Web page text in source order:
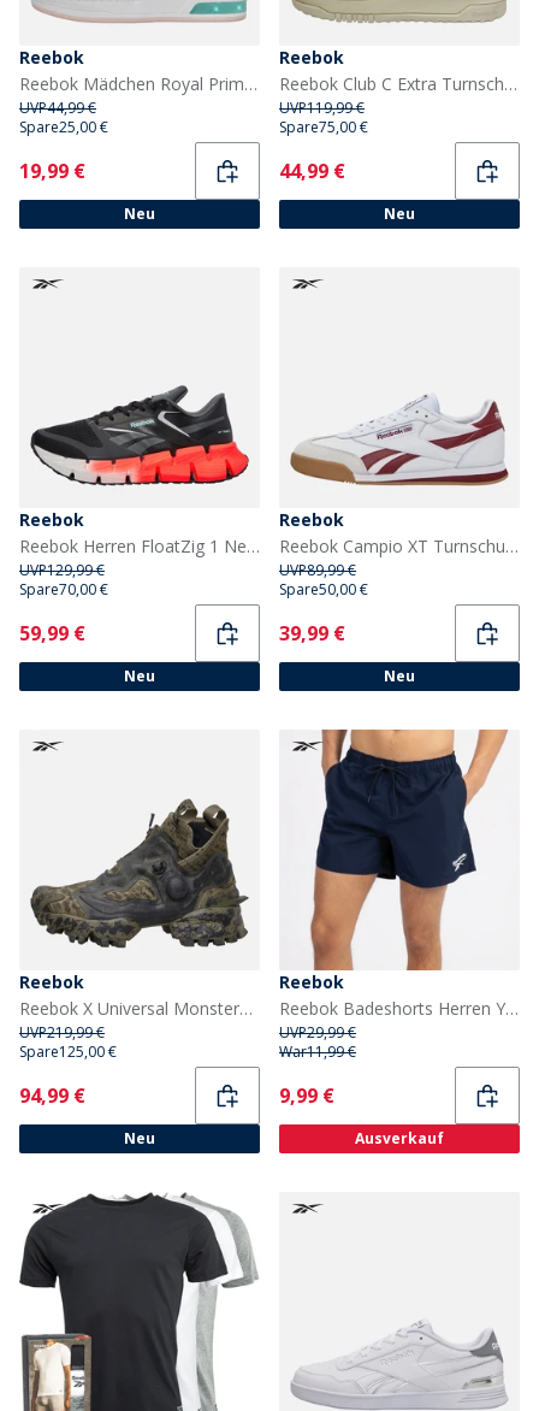
Reebok
Reebok Mädchen Royal Prime Step N Flash Turnschuhe Weiß/Frosted Berry/Glitch Aqua
UVP44,99 €
Spare25,00 €
Current
19,99 €
Neu
Reebok
Reebok Club C Extra Turnschuhe Chalk/Chalk/Glen Green
UVP119,99 €
Spare75,00 €
Current
44,99 €
Neu
Reebok
Reebok Herren FloatZig 1 Neutral Laufschuhe Schwarz/Grau/Weiß
UVP129,99 €
Spare70,00 €
Current
59,99 €
Neu
Reebok
Reebok Campio XT Turnschuhe Weiß/Classic Burgundy/Gum
UVP89,99 €
Spare50,00 €
Current
39,99 €
Neu
Reebok
Reebok X Universal Monsters Instapump Fury 94 Mid 'Kreatur aus der schwarzen Lagune' Turnschuhe Grün/Grün/Schwarz
UVP219,99 €
Spare125,00 €
Current
94,99 €
Neu
Reebok
Reebok Badeshorts Herren Yale Vector Marineblau
UVP29,99 €
War11,99 €
Current
9,99 €
Ausverkauf